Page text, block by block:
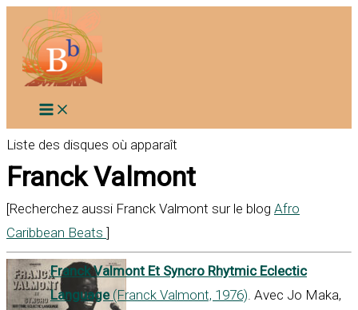
contenu
Liste des disques où apparaît
Franck Valmont
[Recherchez aussi Franck Valmont sur le blog Afro
Caribbean Beats ]
Franck Valmont Et Syncro Rhytmic Eclectic
Language(Franck Valmont, 1976). Avec Jo Maka,